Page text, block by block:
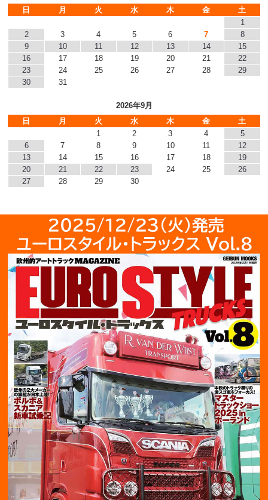
日
月 火 水 木 金
土
1
2
3 4 5 6 7
8
9
10 11 12 13 14
15
16
17 18 19 20 21
22
23
24 25 26 27 28
29
30
31
2026年9月
日
月 火 水 木 金
土
1
2 3 4
5
6
7 8 9 10 11
12
13
14 15 16 17 18
19
20
21 22 23 24 25
26
27
28 29 30